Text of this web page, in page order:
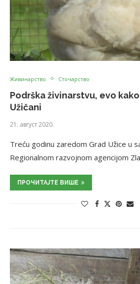
Живинарство Сточарство
Podrška živinarstvu, evo
Užičani
21. август 2020.
Treću godinu zaredom Grad Užice u
Regionalnom razvojnom agencijom
ПРОЧИТАЈТЕ ВИШЕ